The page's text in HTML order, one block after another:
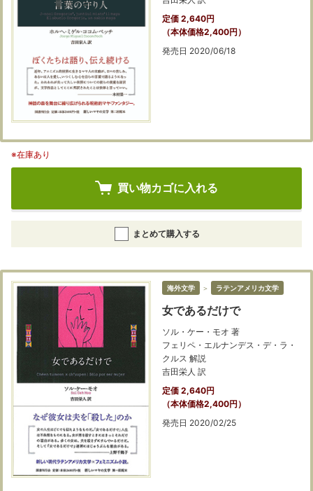
定価 2,640円
（本体価格2,400円）
発売日 2020/06/18
※在庫あり
買い物カゴに入れる
まとめて購入する
海外文学 ＞ ラテンアメリカ文学
女であるだけで
ソル・ケー・モオ 著
フェリペ・エルナンデス・デ・ラ・
クルス 解説
吉田栄人 訳
定価 2,640円
（本体価格2,400円）
発売日 2020/02/25